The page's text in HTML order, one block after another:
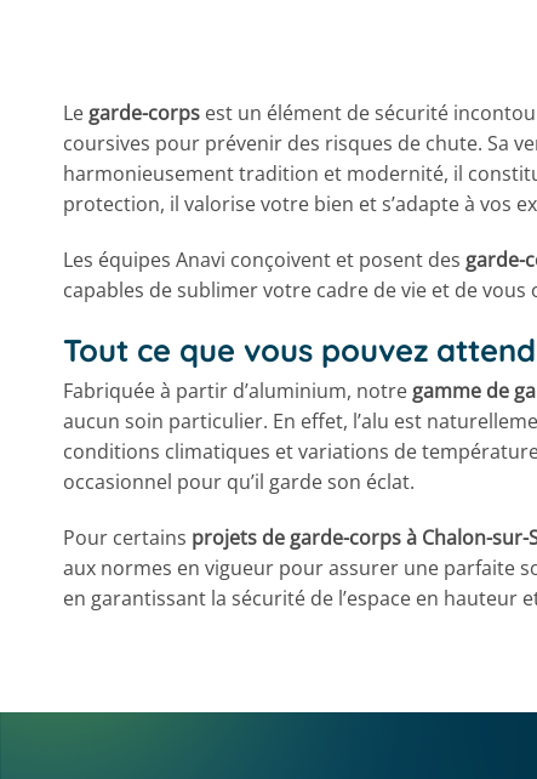
Le garde-corps est un élément de sécurité
coursives pour prévenir des risques de chute. Sa
harmonieusement tradition et modernité, il
protection, il valorise votre bien et s’adapte à vos
Les équipes Anavi conçoivent et posent des garde-
capables de sublimer votre cadre de vie et de
Tout ce que vous pouvez
Fabriquée à partir d’aluminium, notregamme de
aucun soin particulier. En effet, l’alu est
conditions climatiques et variations de
occasionnel pour qu’il garde son éclat.
Pour certains projets de garde-corps à Chalon-sur-
aux normes en vigueur pour assurer une parfaite
en garantissant la sécurité de l’espace en hauteur